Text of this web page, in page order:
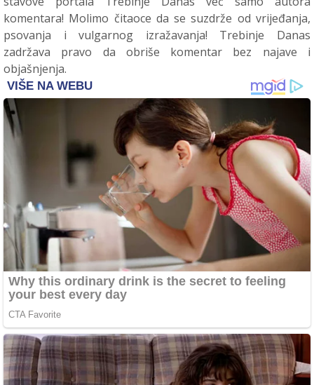
komentara! Molimo čitaoce da se suzdrže od vrijeđanja,
psovanja i vulgarnog izražavanja! Trebinje Danas
zadržava pravo da obriše komentar bez najave i
objašnjenja.